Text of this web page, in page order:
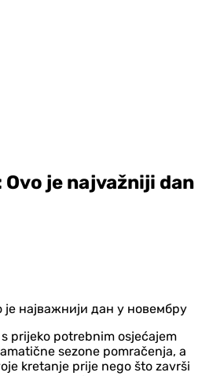
je najvažniji dan
prijeko potrebnim osjećajem
sezone pomračenja, a
kretanje prije nego što završi